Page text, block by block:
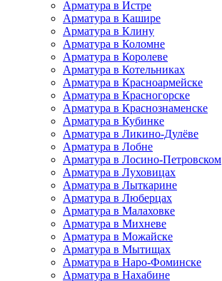
Арматура в Истре
Арматура в Кашире
Арматура в Клину
Арматура в Коломне
Арматура в Королеве
Арматура в Котельниках
Арматура в Красноармейске
Арматура в Красногорске
Арматура в Краснознаменске
Арматура в Кубинке
Арматура в Ликино-Дулёве
Арматура в Лобне
Арматура в Лосино-Петровском
Арматура в Луховицах
Арматура в Лыткарине
Арматура в Люберцах
Арматура в Малаховке
Арматура в Михневе
Арматура в Можайске
Арматура в Мытищах
Арматура в Наро-Фоминске
Арматура в Нахабине